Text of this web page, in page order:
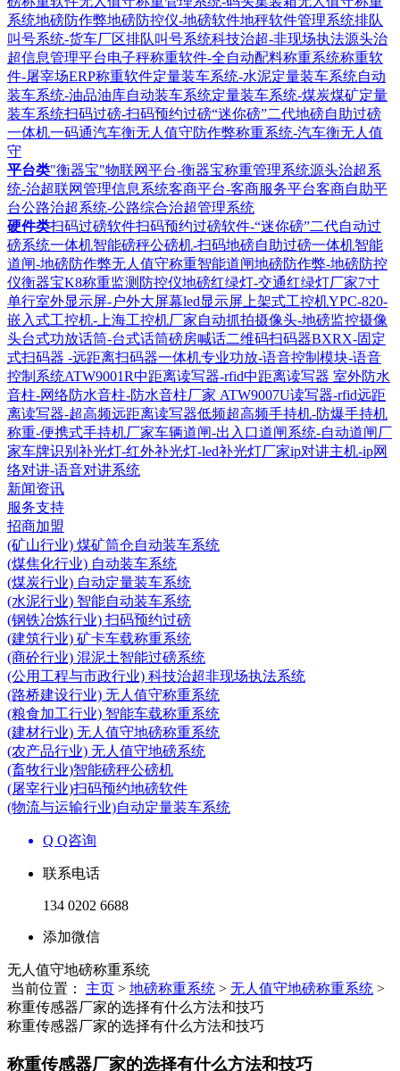
系统地磅防作弊地磅防控仪-地磅软件地秤软件管理系统排队
叫号系统-货车厂区排队叫号系统科技治超-非现场执法源头治
超信息管理平台电子秤称重软件-全自动配料称重系统称重软
件-屠宰场ERP称重软件定量装车系统-水泥定量装车系统自动
装车系统-油品油库自动装车系统定量装车系统-煤炭煤矿定量
装车系统扫码过磅-扫码预约过磅“迷你磅”二代地磅自助过磅
一体机一码通汽车衡无人值守防作弊称重系统-汽车衡无人值
守
平台类"衡器宝"物联网平台-衡器宝称重管理系统源头治超系
统-治超联网管理信息系统客商平台-客商服务平台客商自助平
台公路治超系统-公路综合治超管理系统
硬件类扫码过磅软件扫码预约过磅软件-“迷你磅”二代自动过
磅系统一体机智能磅秤公磅机-扫码地磅自助过磅一体机智能
道闸-地磅防作弊无人值守称重智能道闸地磅防作弊-地磅防控
仪衡器宝K8称重监测防控仪地磅红绿灯-交通红绿灯厂家7寸
单行室外显示屏-户外大屏幕led显示屏上架式工控机YPC-820-
嵌入式工控机-上海工控机厂家自动抓拍摄像头-地磅监控摄像
头台式功放话筒-台式话筒磅房喊话二维码扫码器BXRX-固定
式扫码器 -远距离扫码器一体机专业功放-语音控制模块-语音
控制系统ATW9001R中距离读写器-rfid中距离读写器 室外防水
音柱-网络防水音柱-防水音柱厂家 ATW9007U读写器-rfid远距
离读写器-超高频远距离读写器低频超高频手持机-防爆手持机
称重-便携式手持机厂家车辆道闸-出入口道闸系统-自动道闸厂
家车牌识别补光灯-红外补光灯-led补光灯厂家ip对讲主机-ip网
络对讲-语音对讲系统
新闻资讯
服务支持
招商加盟
(矿山行业) 煤矿筒仓自动装车系统
(煤焦化行业) 自动装车系统
(煤炭行业) 自动定量装车系统
(水泥行业) 智能自动装车系统
(钢铁冶炼行业) 扫码预约过磅
(建筑行业) 矿卡车载称重系统
(商砼行业) 混泥土智能过磅系统
(公用工程与市政行业) 科技治超非现场执法系统
(路桥建设行业) 无人值守称重系统
(粮食加工行业) 智能车载称重系统
(建材行业) 无人值守地磅称重系统
(农产品行业) 无人值守地磅系统
(畜牧行业)智能磅秤公磅机
(屠宰行业)扫码预约地磅软件
(物流与运输行业)自动定量装车系统
Q Q咨询
联系电话
134 0202 6688
添加微信
无人值守地磅称重系统
当前位置： 主页 > 地磅称重系统 > 无人值守地磅称重系统 >
称重传感器厂家的选择有什么方法和技巧
称重传感器厂家的选择有什么方法和技巧
称重传感器厂家的选择有什么方法和技巧